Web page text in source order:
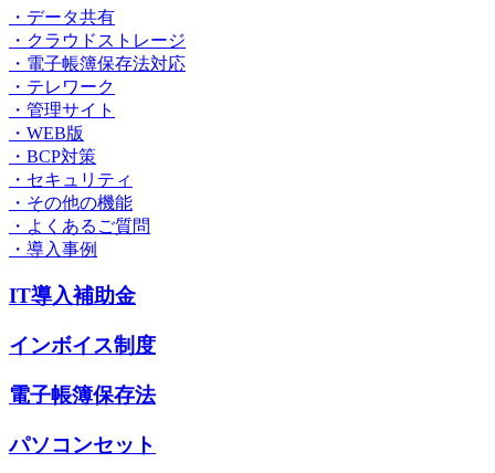
・データ共有
・クラウドストレージ
・電子帳簿保存法対応
・テレワーク
・管理サイト
・WEB版
・BCP対策
・セキュリティ
・その他の機能
・よくあるご質問
・導入事例
IT導入補助金
インボイス制度
電子帳簿保存法
パソコンセット